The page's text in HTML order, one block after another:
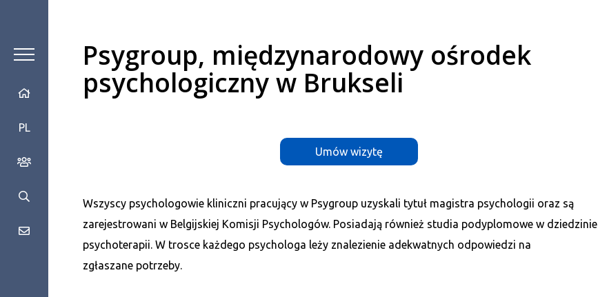
PL
Psygroup, międzynarodowy ośrodek
psychologiczny w Brukseli
Umów wizytę
Wszyscy psychologowie kliniczni pracujący w Psygroup uzyskali tytuł magistra psychologii oraz są
zarejestrowani w Belgijskiej Komisji Psychologów. Posiadają również studia podyplomowe w dziedzinie
psychoterapii. W trosce każdego psychologa leży znalezienie adekwatnych odpowiedzi na
zgłaszane potrzeby.